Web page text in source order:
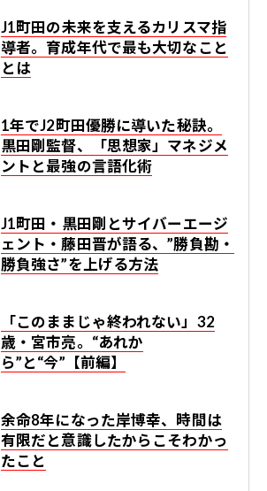
J1町田の未来を支えるカリスマ指
導者。育成年代で最も大切なこと
とは
1年でJ2町田優勝に導いた秘訣。
黒田剛監督、「思想家」マネジメ
ントと最強の言語化術
J1町田・黒田剛とサイバーエージ
ェント・藤田晋が語る、”勝負勘・
勝負強さ”を上げる方法
「このままじゃ終われない」32
歳・宮市亮。“あれか
ら”と“今”【前編】
余命8年になった岸博幸、時間は
有限だと意識したからこそわかっ
たこと